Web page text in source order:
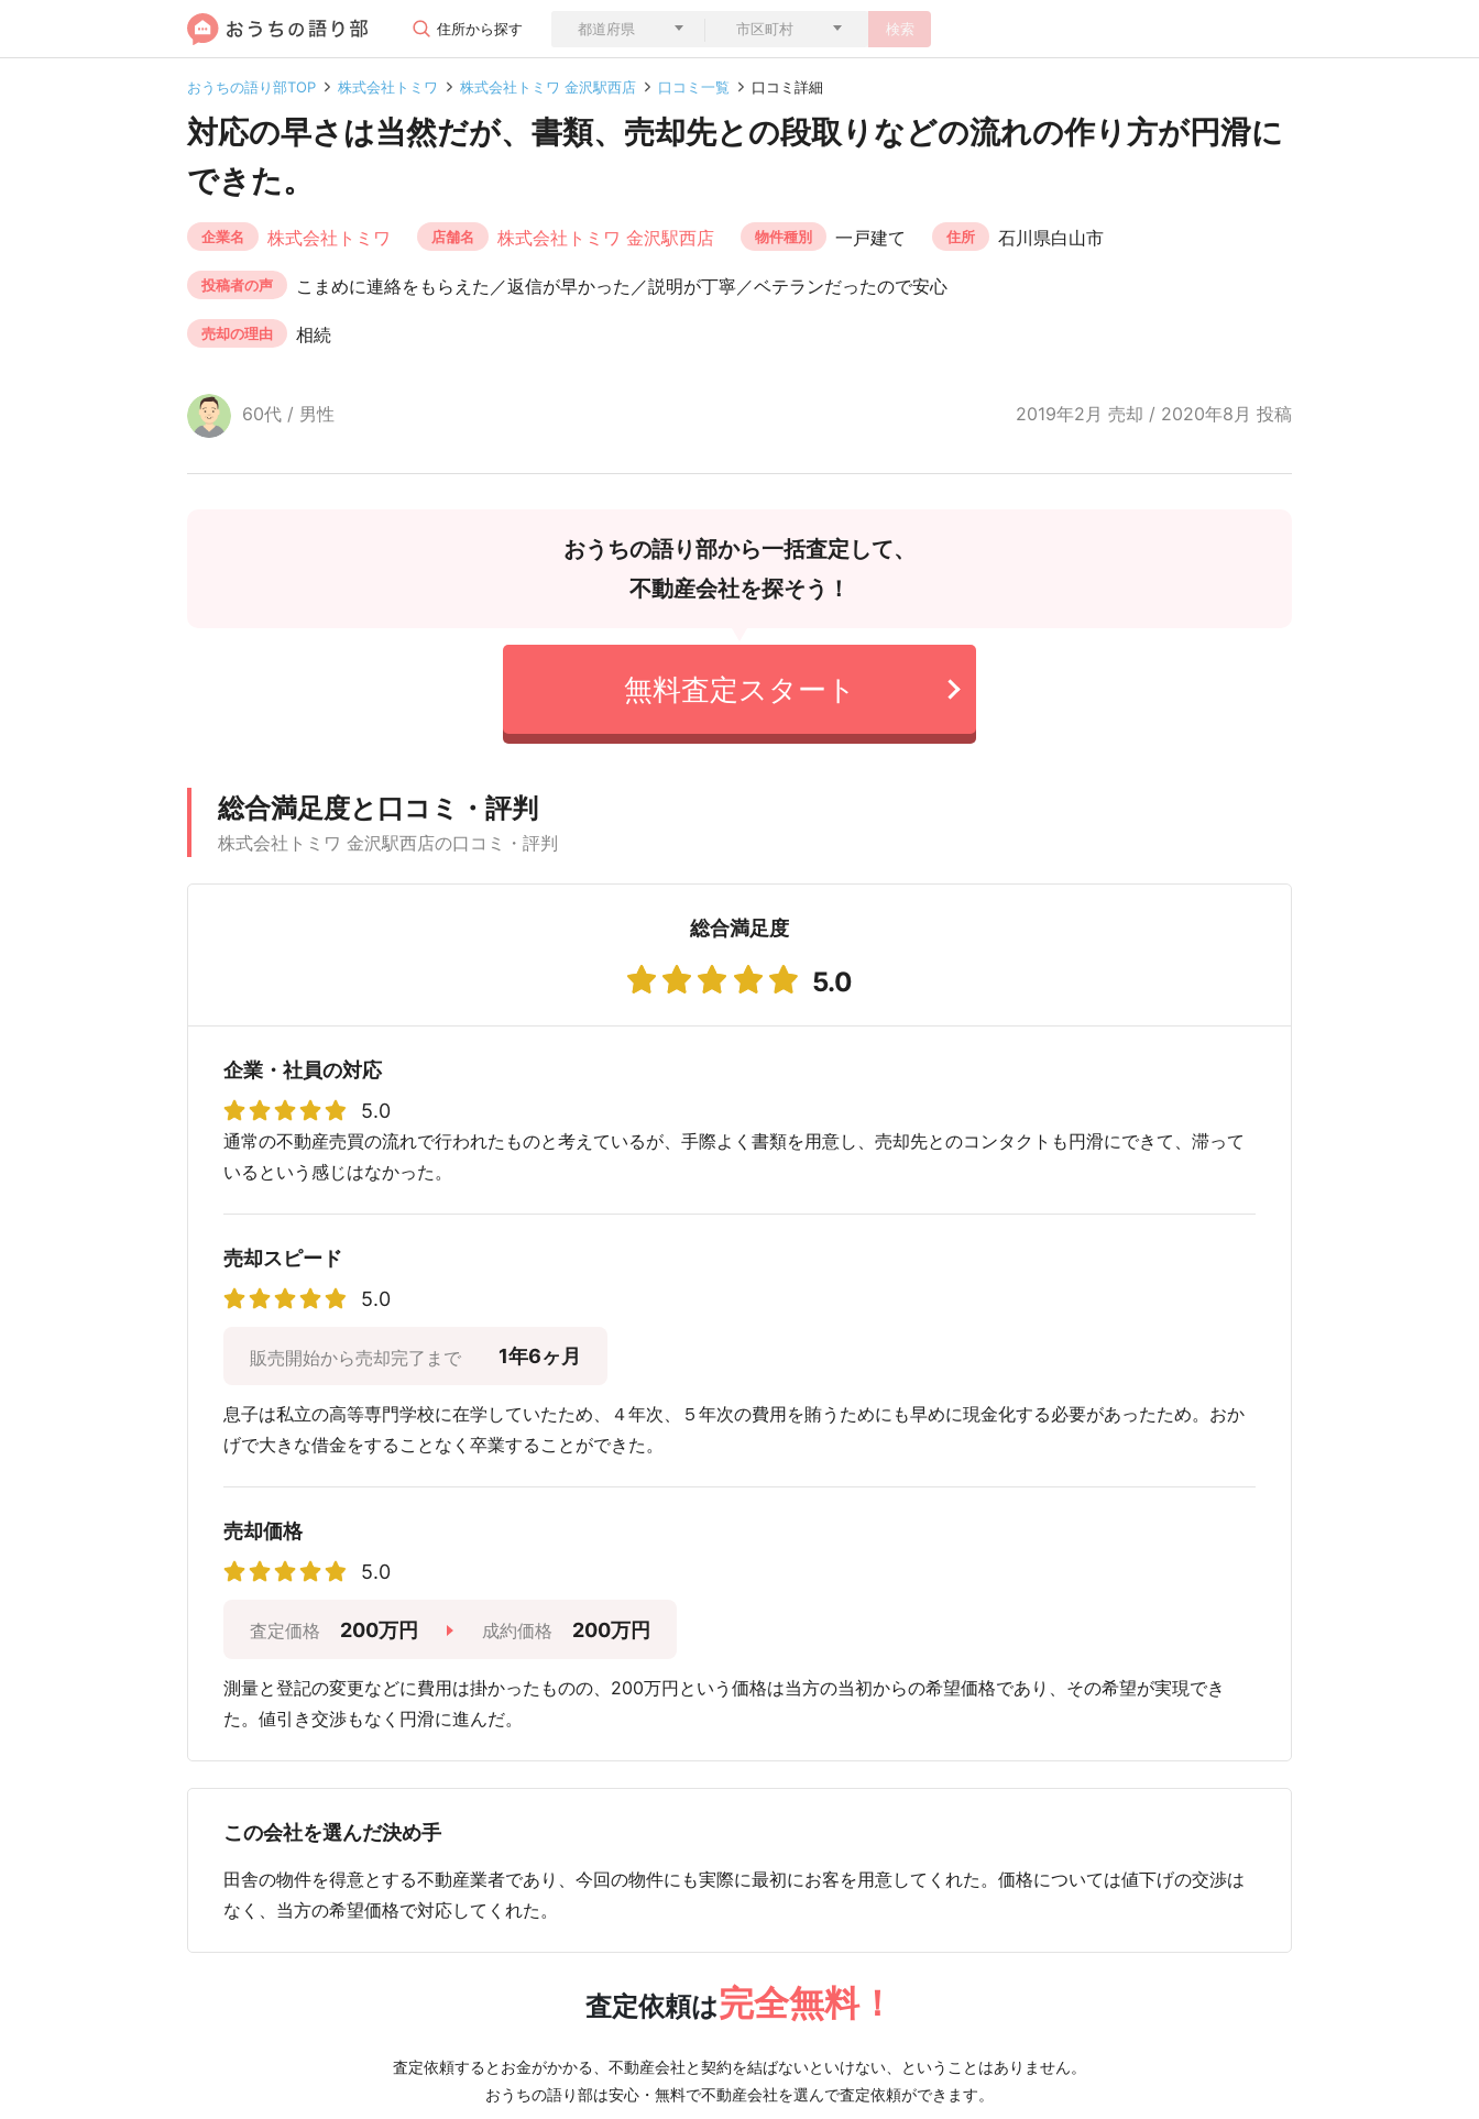
住所から探す 検索
おうちの語り部TOP 株式会社トミワ 株式会社トミワ 金沢駅西店 口コミ一覧 口コミ詳細
対応の早さは当然だが、書類、売却先との段取りなどの流れの作り方が円滑に
できた。
企業名 株式会社トミワ 店舗名 株式会社トミワ 金沢駅西店 物件種別 一戸建て 住所 石川県白山市
投稿者の声 こまめに連絡をもらえた／返信が早かった／説明が丁寧／ベテランだったので安心
売却の理由 相続
60代 / 男性 2019年2月 売却 / 2020年8月 投稿
おうちの語り部から一括査定して、
不動産会社を探そう！
無料査定スタート
総合満足度と口コミ・評判
株式会社トミワ 金沢駅西店の口コミ・評判
総合満足度
5.0
企業・社員の対応
5.0
通常の不動産売買の流れで行われたものと考えているが、手際よく書類を用意し、売却先とのコンタクトも円滑にできて、滞って
いるという感じはなかった。
売却スピード
5.0
販売開始から売却完了まで 1年6ヶ月
息子は私立の高等専門学校に在学していたため、４年次、５年次の費用を賄うためにも早めに現金化する必要があったため。おか
げで大きな借金をすることなく卒業することができた。
売却価格
5.0
査定価格 200万円 成約価格 200万円
測量と登記の変更などに費用は掛かったものの、200万円という価格は当方の当初からの希望価格であり、その希望が実現でき
た。値引き交渉もなく円滑に進んだ。
この会社を選んだ決め手
田舎の物件を得意とする不動産業者であり、今回の物件にも実際に最初にお客を用意してくれた。価格については値下げの交渉は
なく、当方の希望価格で対応してくれた。
査定依頼は完全無料！
査定依頼するとお金がかかる、不動産会社と契約を結ばないといけない、ということはありません。
おうちの語り部は安心・無料で不動産会社を選んで査定依頼ができます。